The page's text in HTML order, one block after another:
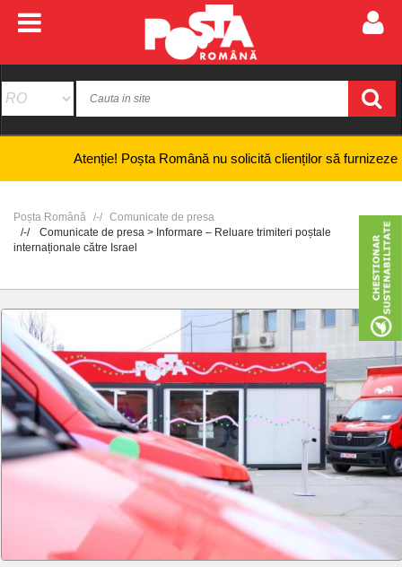
Atenție! Poșta Română nu solicită clienților să furnizeze
Poșta Română
Comunicate de presa
Comunicate de presa > Informare – Reluare trimiteri poștale
internaționale către Israel